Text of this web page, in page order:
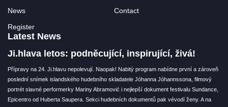
News
Contact
Register
Latest News
Ji.hlava letos: podněcující, inspirující, živá!
Přípravy na 24. Ji.hlavu nepolevují. Naopak! Nabitý program nabídne první a zároveň
poslední snímek islandského hudebního skladatele Jóhanna Jóhannssona, filmový
portrét slavné performerky Mariny Abramović i nejlepší dokument festivalu Sundance,
Epicentro od Huberta Saupera. Sekci hudebních dokumentů pak vévodí ženy. A na